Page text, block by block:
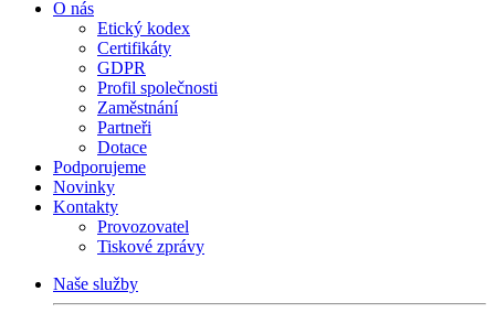
O nás
Etický kodex
Certifikáty
GDPR
Profil společnosti
Zaměstnání
Partneři
Dotace
Podporujeme
Novinky
Kontakty
Provozovatel
Tiskové zprávy
Naše služby